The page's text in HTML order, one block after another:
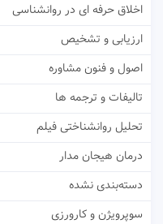
اخلاق حرفه ای در روانشناسی
ارزیابی و تشخیص
اصول و فنون مشاوره
تالیفات و ترجمه ها
تحلیل روانشناختی فیلم
درمان هیجان مدار
دسته‌بندی نشده
سوپرویژن و کارورزی